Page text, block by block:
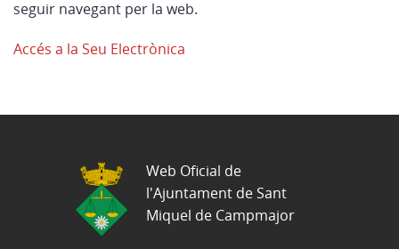
seguir navegant per la web.
Accés a la Seu Electrònica
Web Oficial de
l'Ajuntament de Sant
Miquel de Campmajor